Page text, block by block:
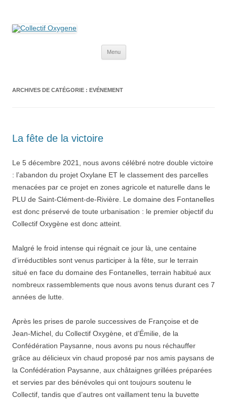
Menu
ARCHIVES DE CATÉGORIE : EVÉNEMENT
La fête de la victoire
Le 5 décembre 2021, nous avons célébré notre double victoire
: l’abandon du projet Oxylane ET le classement des parcelles
menacées par ce projet en zones agricole et naturelle dans le
PLU de Saint-Clément-de-Rivière. Le domaine des Fontanelles
est donc préservé de toute urbanisation : le premier objectif du
Collectif Oxygène est donc atteint.
Malgré le froid intense qui régnait ce jour là, une centaine
d’irréductibles sont venus participer à la fête, sur le terrain
situé en face du domaine des Fontanelles, terrain habitué aux
nombreux rassemblements que nous avons tenus durant ces 7
années de lutte.
Après les prises de parole successives de Françoise et de
Jean-Michel, du Collectif Oxygène, et d’Émilie, de la
Confédération Paysanne, nous avons pu nous réchauffer
grâce au délicieux vin chaud proposé par nos amis paysans de
la Confédération Paysanne, aux châtaignes grillées préparées
et servies par des bénévoles qui ont toujours soutenu le
Collectif, tandis que d’autres ont vaillament tenu la buvette